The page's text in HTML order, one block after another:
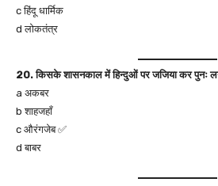
c हिंदू धार्मिक
d लोकतंत्र
20. किसके शासनकाल में हिन्दुओं पर जजिया कर पुनः
a अकबर
b शाहजहाँ
c औरंगजेब ✅
d बाबर